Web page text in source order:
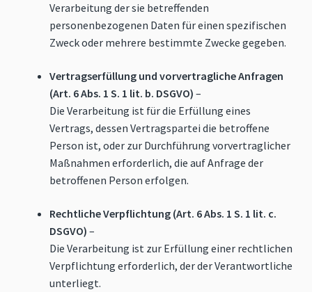
Verarbeitung der sie betreffenden
personenbezogenen Daten für einen spezifischen
Zweck oder mehrere bestimmte Zwecke gegeben.
Vertragserfüllung und vorvertragliche Anfragen
(Art. 6 Abs. 1 S. 1 lit. b. DSGVO) –
Die Verarbeitung ist für die Erfüllung eines
Vertrags, dessen Vertragspartei die betroffene
Person ist, oder zur Durchführung vorvertraglicher
Maßnahmen erforderlich, die auf Anfrage der
betroffenen Person erfolgen.
Rechtliche Verpflichtung (Art. 6 Abs. 1 S. 1 lit. c.
DSGVO) –
Die Verarbeitung ist zur Erfüllung einer rechtlichen
Verpflichtung erforderlich, der der Verantwortliche
unterliegt.